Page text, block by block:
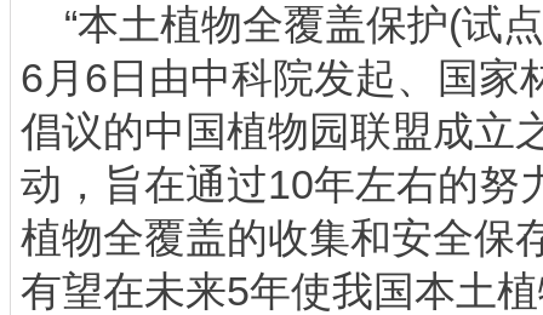
“本土植物全覆盖保护(试
6月6日由中科院发起、国家
倡议的中国植物园联盟成立
动，旨在通过10年左右的努
植物全覆盖的收集和安全保
有望在未来5年使我国本土